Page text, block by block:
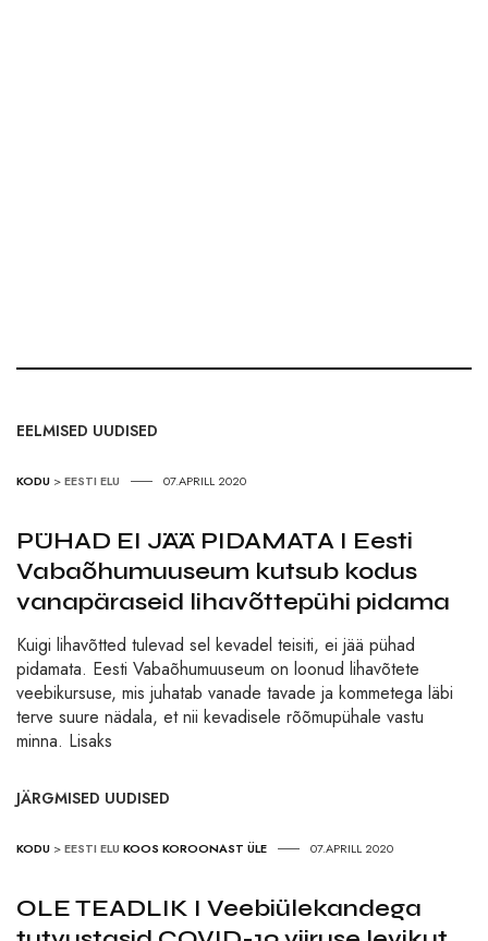
EELMISED UUDISED
KODU >EESTI ELU 07.APRILL 2020
PÜHAD EI JÄÄ PIDAMATA I Eesti
Vabaõhumuuseum kutsub kodus
vanapäraseid lihavõttepühi pidama
Kuigi lihavõtted tulevad sel kevadel teisiti, ei jää pühad
pidamata. Eesti Vabaõhumuuseum on loonud lihavõtete
veebikursuse, mis juhatab vanade tavade ja kommetega läbi
terve suure nädala, et nii kevadisele rõõmupühale vastu
minna. Lisaks
JÄRGMISED UUDISED
KODU >EESTI ELU KOOS KOROONAST ÜLE 07.APRILL 2020
OLE TEADLIK I Veebiülekandega